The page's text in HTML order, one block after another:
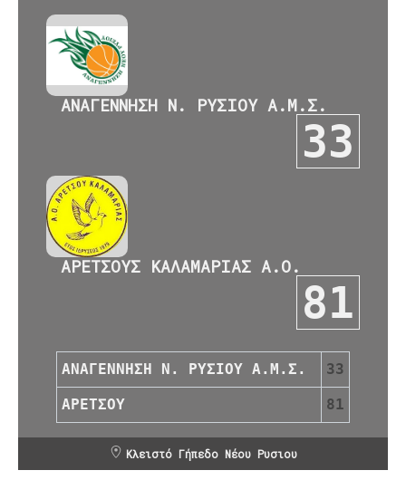
ΑΝΑΓΕΝΝΗΣΗ Ν. ΡΥΣΙΟΥ Α.Μ.Σ.
33
ΑΡΕΤΣΟΥΣ ΚΑΛΑΜΑΡΙΑΣ Α.Ο.
81
ΑΝΑΓΕΝΝΗΣΗ Ν. ΡΥΣΙΟΥ Α.Μ.Σ. 33
ΑΡΕΤΣΟΥ 81
Κλειστό Γήπεδο Νέου Ρυσιου